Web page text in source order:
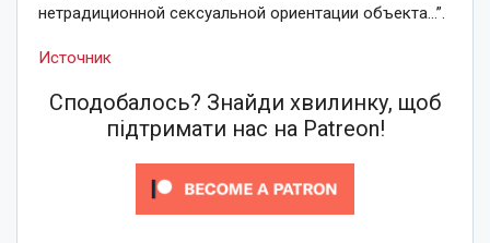
нетрадиционной сексуальной ориентации объекта…”.
Источник
Сподобалось? Знайди хвилинку, щоб
підтримати нас на Patreon!